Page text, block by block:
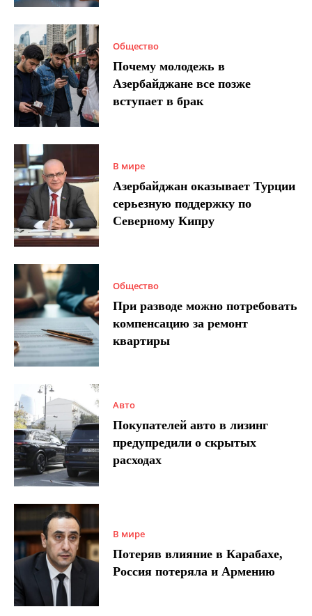
Общество
Почему молодежь в
Азербайджане все позже
вступает в брак
В мире
Азербайджан оказывает Турции
серьезную поддержку по
Северному Кипру
Общество
При разводе можно потребовать
компенсацию за ремонт
квартиры
Авто
Покупателей авто в лизинг
предупредили о скрытых
расходах
В мире
Потеряв влияние в Карабахе,
Россия потеряла и Армению